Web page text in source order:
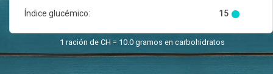
Índice glucémico:
15
1 ración de CH = 10.0 gramos en carbohidratos